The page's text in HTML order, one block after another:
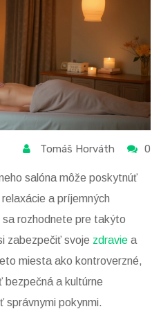
Tomáš Horváth 0
salóna môže poskytnúť
a príjemných
rozhodnete pre takýto
zabezpečiť svoje zdravie a
miesta ako kontroverzné,
bezpečná a kultúrne
správnymi pokynmi.